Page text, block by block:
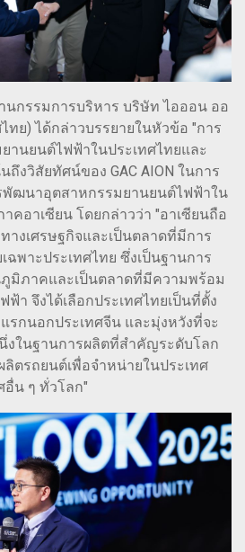
กรรมการบริหาร บริษัท ไอออน ออ
ทย) ได้กล่าวบรรยายในหัวข้อ "การ
านยนต์ไฟฟ้าในประเทศไทยและ
งวิสัยทัศน์ของ GAC AION ในการ
พัฒนาอุตสาหกรรมยานยนต์ไฟฟ้าใน
คอาเซียน โดยกล่าวว่า "อาเซียนถือ
งเศรษฐกิจและเป็นตลาดที่มีการ
ฉพาะประเทศไทย ซึ่งเป็นฐานการ
มิภาคและเป็นตลาดที่มีความพร้อม
า จึงได้เลือกประเทศไทยเป็นที่ตั้ง
รกนอกประเทศจีน และมุ่งหวังที่จะ
งในฐานการผลิตที่สำคัญระดับโลก
ลิตรถยนต์เพื่อจำหน่ายในประเทศ
อื่น ๆ ทั่วโลก"